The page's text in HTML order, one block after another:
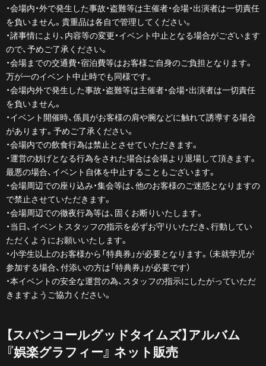
・会場内・外で発生した事故・盗難等は主催者・会場・出演者は一切責任
を負いません。貴重品は各自で管理してください。
・諸事情により、内容等の変更・イベント中止となる場合がございます
ので、予めご了承ください。
・会場までの交通費・宿泊費等はお客様ご自身のご負担となります。
万が一のイベント中止時でも同様です。
・会場内外で発生した事故・盗難等は主催者・会場・出演者は一切責任
を負いません。
・イベント開催時、係員がお客様の肩や腕などに触れて誘導する場合
があります。予めご了承ください。
・会場内での飲食行為は禁止とさせていただきます。
・運営の妨げとなる行為をされた場合は会場より退場して頂きます。
最悪の場合、イベント自体を中止することもございます。
・会場周辺での座り込み・集会等は、他のお客様のご迷惑となりますの
で禁止させていただきます。
・会場周辺での徹夜行為等は、固くお断りいたします。
・当日、イベントスタッフの指示を必ずお守りいただき、行動してい
ただくようにお願いいたします。
・小学生以上のお客様から「特典券」が必要となります。（未就学児が
参加する場合、付添いの方は「特典券」が必要です）
・本イベントの安全な運営の為、スタッフの指示にしたがっていただ
きますようご協力ください。
【スパンコールグッドタイムズ】アルバム
『娯楽グラフィー』 ネット販売